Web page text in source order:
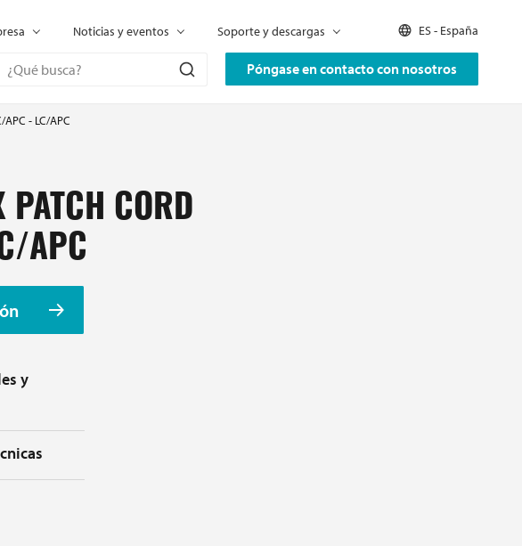
Póngase en contacto con nosotros
Noticias y eventos Soporte y descargas ES - España
- LC/APC
PATCH CORD
APC
y